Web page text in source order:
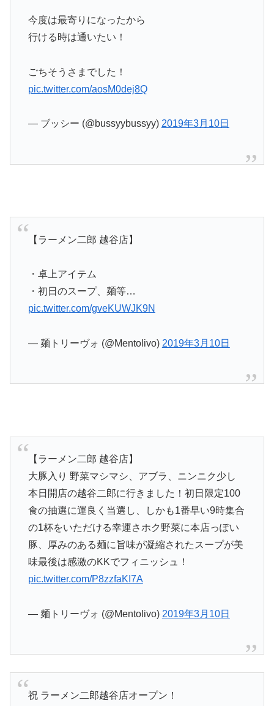
今度は最寄りになったから
行ける時は通いたい！
ごちそうさまでした！
pic.twitter.com/aosM0dej8Q
— ブッシー (@bussyybussyy) 2019年3月10日
【ラーメン二郎 越谷店】
・卓上アイテム
・初日のスープ、麺等…
pic.twitter.com/gveKUWJK9N
— 麺トリーヴォ (@Mentolivo) 2019年3月10日
【ラーメン二郎 越谷店】
大豚入り 野菜マシマシ、アブラ、ニンニク少し
本日開店の越谷二郎に行きました！初日限定100
食の抽選に運良く当選し、しかも1番早い9時集合
の1杯をいただける幸運さホク野菜に本店っぽい
豚、厚みのある麺に旨味が凝縮されたスープが美
味最後は感激のKKでフィニッシュ！
pic.twitter.com/P8zzfaKI7A
— 麺トリーヴォ (@Mentolivo) 2019年3月10日
祝 ラーメン二郎越谷店オープン！